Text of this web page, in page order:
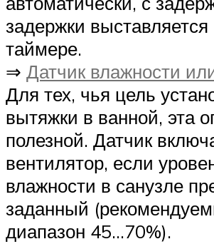
задержки выставляется
таймере.
⇒ Датчик влажности
Для тех, чья цель
вытяжки в ванной, эта
полезной. Датчик
вентилятор, если
влажности в санузле
заданный
диапазон 45…70%).